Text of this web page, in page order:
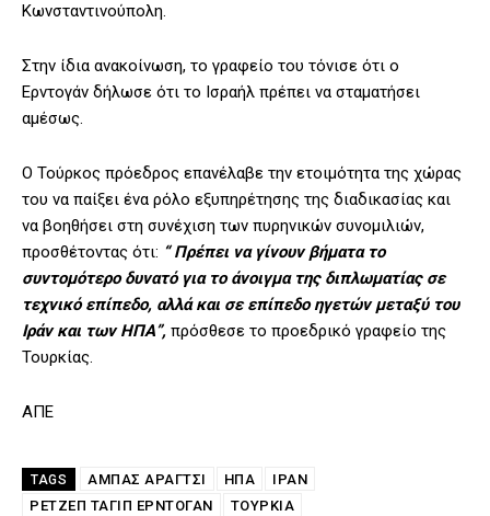
Κωνσταντινούπολη.
Στην ίδια ανακοίνωση, το γραφείο του τόνισε ότι ο
Ερντογάν δήλωσε ότι το Ισραήλ πρέπει να σταματήσει
αμέσως.
Ο Τούρκος πρόεδρος επανέλαβε την ετοιμότητα της χώρας
του να παίξει ένα ρόλο εξυπηρέτησης της διαδικασίας και
να βοηθήσει στη συνέχιση των πυρηνικών συνομιλιών,
προσθέτοντας ότι: “ Πρέπει να γίνουν βήματα το
συντομότερο δυνατό για το άνοιγμα της διπλωματίας σε
τεχνικό επίπεδο, αλλά και σε επίπεδο ηγετών μεταξύ του
Ιράν και των ΗΠΑ”, πρόσθεσε το προεδρικό γραφείο της
Τουρκίας.
ΑΠΕ
TAGS ΑΜΠΆΣ ΑΡΑΓΤΣΊ ΗΠΑ
ΙΡΑΝ
ΡΕΤΖΈΠ ΤΑΓΊΠ ΕΡΝΤΟΓΆΝ
ΤΟΥΡΚΙΑ